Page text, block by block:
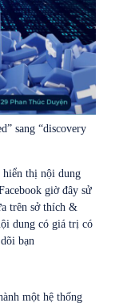
sang “discovery
hiển thị nội dung
giờ đây sử
trên sở thích &
dung có giá trị có
bạn
một hệ thống